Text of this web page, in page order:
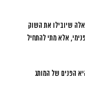
אלה שיובילו את השוק
אלא מתי להתחיל
הפנים של המותג